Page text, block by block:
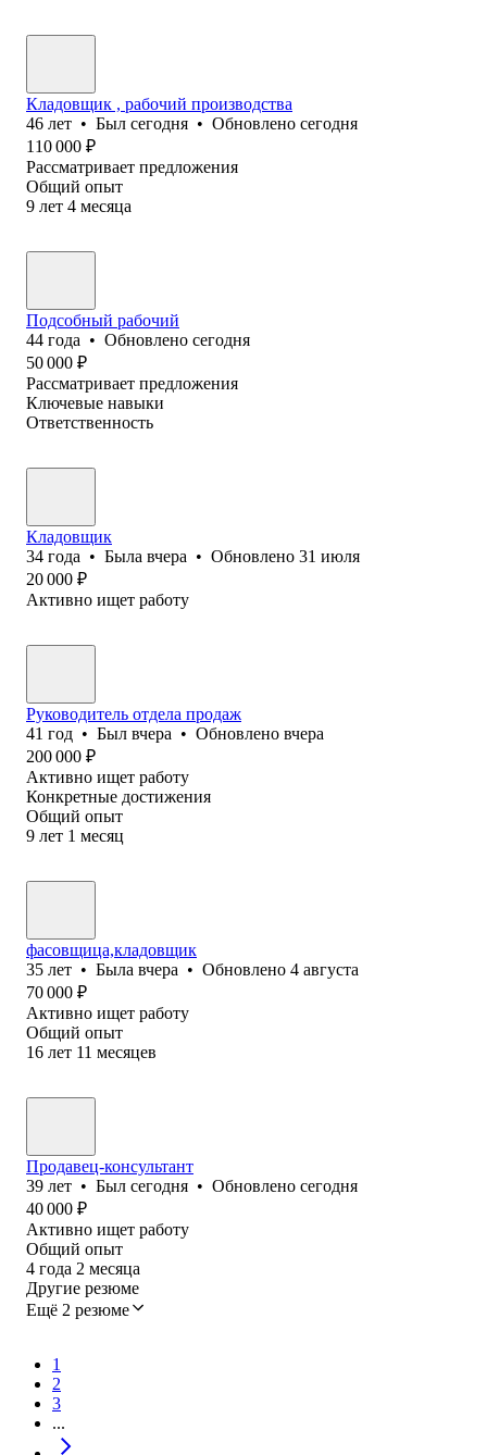
Кладовщик , рабочий производства
46 лет • Был сегодня • Обновлено сегодня
110 000 ₽
Рассматривает предложения
Общий опыт
9 лет 4 месяца
Подсобный рабочий
44 года • Обновлено сегодня
50 000 ₽
Рассматривает предложения
Ключевые навыки
Ответственность
Кладовщик
34 года • Была вчера • Обновлено 31 июля
20 000 ₽
Активно ищет работу
Руководитель отдела продаж
41 год • Был вчера • Обновлено вчера
200 000 ₽
Активно ищет работу
Конкретные достижения
Общий опыт
9 лет 1 месяц
фасовщица,кладовщик
35 лет • Была вчера • Обновлено 4 августа
70 000 ₽
Активно ищет работу
Общий опыт
16 лет 11 месяцев
Продавец-консультант
39 лет • Был сегодня • Обновлено сегодня
40 000 ₽
Активно ищет работу
Общий опыт
4 года 2 месяца
Другие резюме
Ещё 2 резюме
1
2
3
...